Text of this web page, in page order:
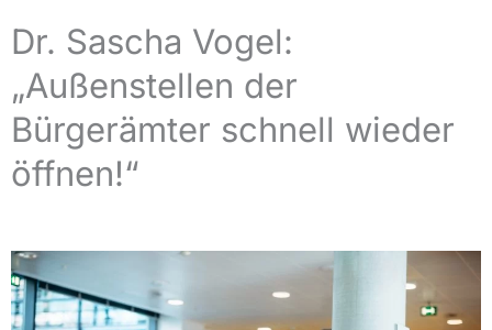
Dr. Sascha Vogel:
„Außenstellen der
Bürgerämter schnell wieder
öffnen!“